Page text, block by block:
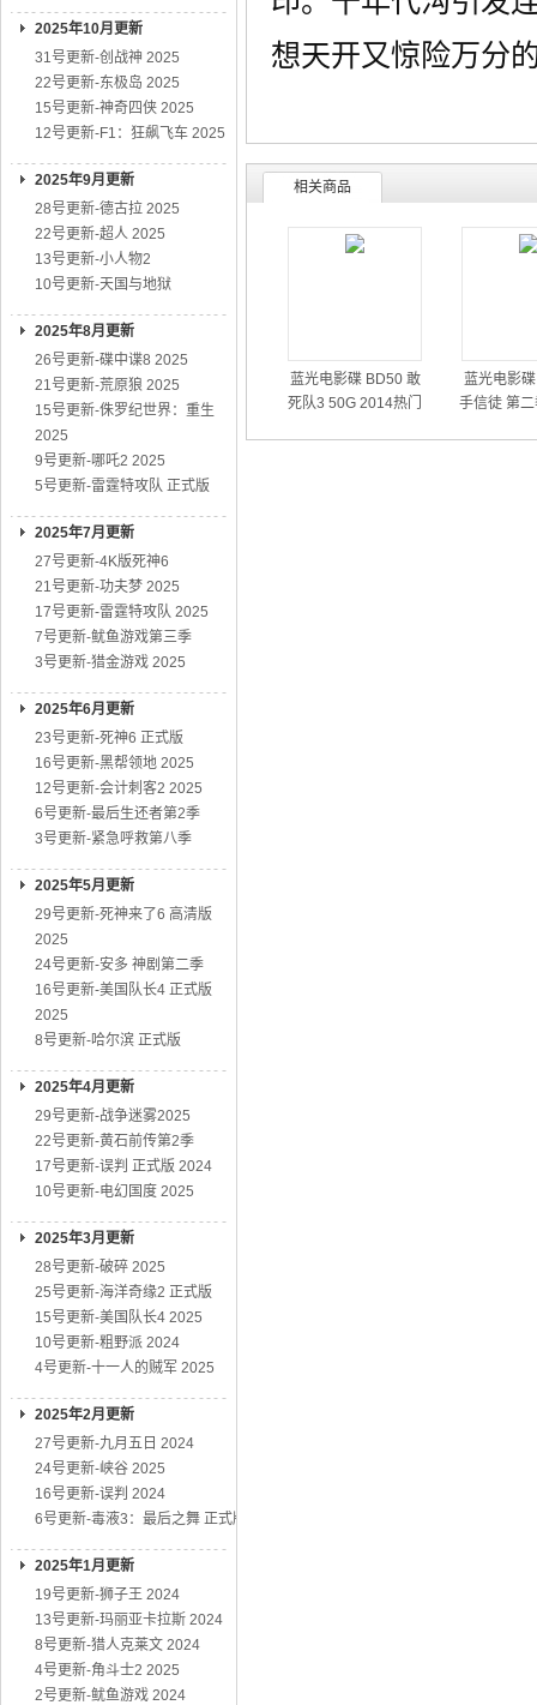
2025年10月更新
31号更新-创战神 2025
22号更新-东极岛 2025
15号更新-神奇四侠 2025
12号更新-F1：狂飙飞车 2025
2025年9月更新
28号更新-德古拉 2025
22号更新-超人 2025
13号更新-小人物2
10号更新-天国与地狱
2025年8月更新
26号更新-碟中谍8 2025
21号更新-荒原狼 2025
15号更新-侏罗纪世界：重生
2025
9号更新-哪吒2 2025
5号更新-雷霆特攻队 正式版
2025年7月更新
27号更新-4K版死神6
21号更新-功夫梦 2025
17号更新-雷霆特攻队 2025
7号更新-鱿鱼游戏第三季
3号更新-猎金游戏 2025
2025年6月更新
23号更新-死神6 正式版
16号更新-黑帮领地 2025
12号更新-会计刺客2 2025
6号更新-最后生还者第2季
3号更新-紧急呼救第八季
2025年5月更新
29号更新-死神来了6 高清版
2025
24号更新-安多 神剧第二季
16号更新-美国队长4 正式版
2025
8号更新-哈尔滨 正式版
2025年4月更新
29号更新-战争迷雾2025
22号更新-黄石前传第2季
17号更新-误判 正式版 2024
10号更新-电幻国度 2025
2025年3月更新
28号更新-破碎 2025
25号更新-海洋奇缘2 正式版
15号更新-美国队长4 2025
10号更新-粗野派 2024
4号更新-十一人的贼军 2025
2025年2月更新
27号更新-九月五日 2024
24号更新-峡谷 2025
16号更新-误判 2024
6号更新-毒液3：最后之舞 正式版
2025年1月更新
19号更新-狮子王 2024
13号更新-玛丽亚卡拉斯 2024
8号更新-猎人克莱文 2024
4号更新-角斗士2 2025
2号更新-鱿鱼游戏 2024
想天开又惊险万分
相关商品
蓝光电影碟 BD50 敢
死队3 50G 2014热门
蓝光电影
手信徒 第